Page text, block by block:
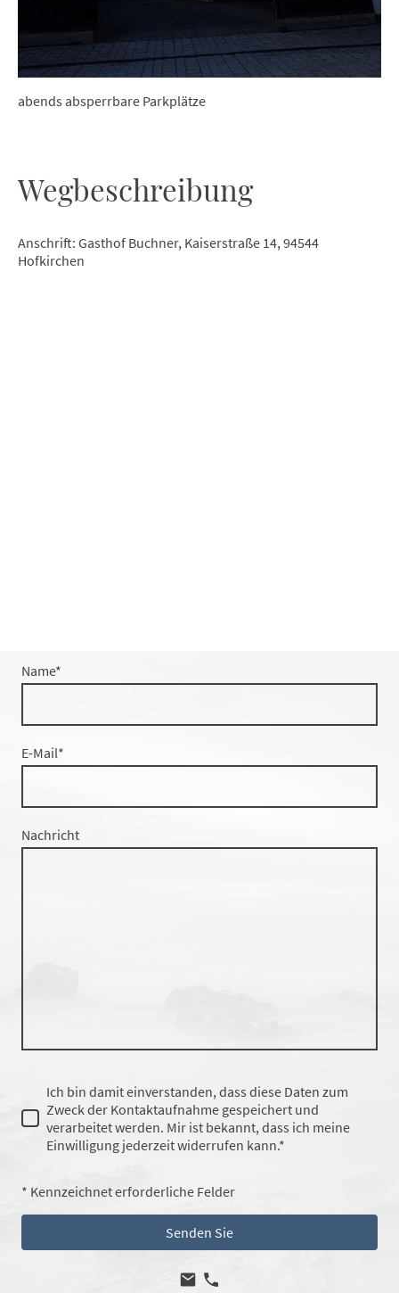
abends absperrbare Parkplätze
Wegbeschreibung
Anschrift: Gasthof Buchner, Kaiserstraße 14, 94544
Hofkirchen
Name*
E-Mail*
Nachricht
Ich bin damit einverstanden, dass diese Daten zum
Zweck der Kontaktaufnahme gespeichert und
verarbeitet werden. Mir ist bekannt, dass ich meine
Einwilligung jederzeit widerrufen kann.*
* Kennzeichnet erforderliche Felder
Senden Sie